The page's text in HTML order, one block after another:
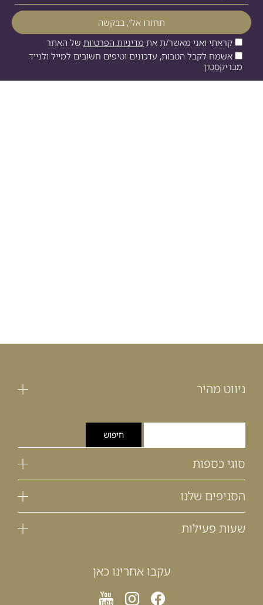
קראתי ואני מאשר/ת את מדיניות הפרטיות של האתר
אשמח לקבל הטבות, עדכונים וטיפים חשובים למייל ולנייד
מבריקסטון
ניווט מהיר
סוגי כספות
הסניפים שלנו
שעות פעילות
עקבו אחרינו כאן